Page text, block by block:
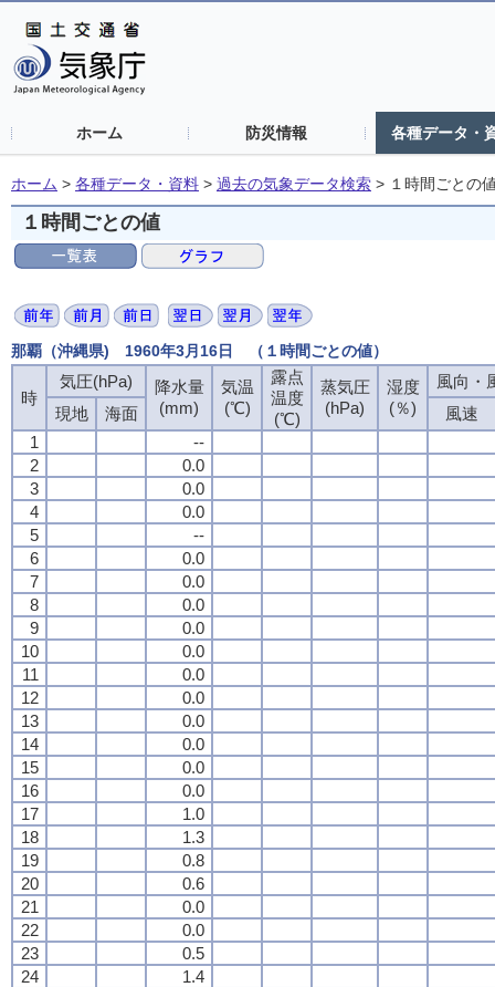
ホーム 防災情報 各種データ・
ホーム > 各種データ・資料 > 過去の気象データ検索 > １時間ごとの
１時間ごとの値
那覇（沖縄県) 1960年3月16日 （１時間ごとの値）
時
気圧(hPa)
降水量
(mm)
気温
(℃)
露点
温度
(℃)
蒸気圧
(hPa)
湿度
(％)
風向・
現地
海面
風速
1
--
2
0.0
3
0.0
4
0.0
5
--
6
0.0
7
0.0
8
0.0
9
0.0
10
0.0
11
0.0
12
0.0
13
0.0
14
0.0
15
0.0
16
0.0
17
1.0
18
1.3
19
0.8
20
0.6
21
0.0
22
0.0
23
0.5
24
1.4